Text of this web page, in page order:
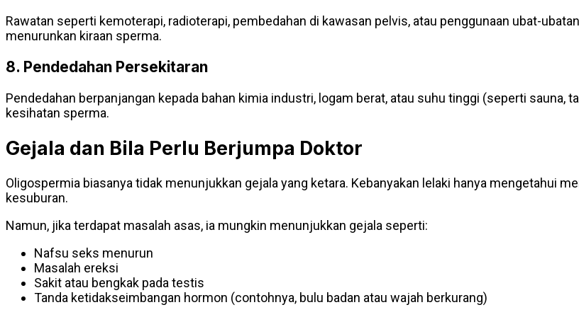
Rawatan seperti kemoterapi, radioterapi, pembedahan di kawasan pelvis, atau penggunaan ubat-
menurunkan kiraan sperma.
8. Pendedahan Persekitaran
Pendedahan berpanjangan kepada bahan kimia industri, logam berat, atau suhu tinggi (seperti sauna,
kesihatan sperma.
Gejala dan Bila Perlu Berjumpa Doktor
Oligospermia biasanya tidak menunjukkan gejala yang ketara. Kebanyakan lelaki hanya mengetahui
kesuburan.
Namun, jika terdapat masalah asas, ia mungkin menunjukkan gejala seperti:
Nafsu seks menurun
Masalah ereksi
Sakit atau bengkak pada testis
Tanda ketidakseimbangan hormon (contohnya, bulu badan atau wajah berkurang)